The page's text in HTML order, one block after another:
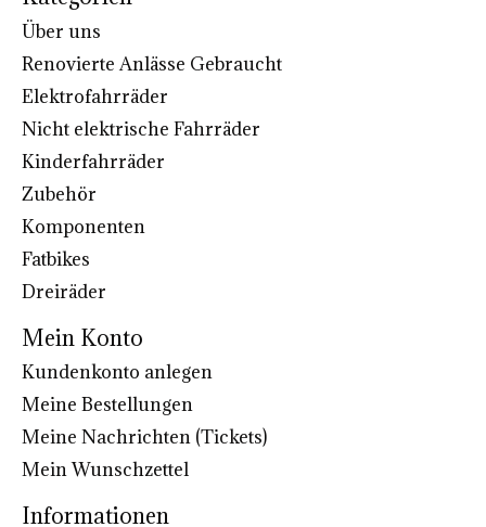
Über uns
Renovierte Anlässe Gebraucht
Elektrofahrräder
Nicht elektrische Fahrräder
Kinderfahrräder
Zubehör
Komponenten
Fatbikes
Dreiräder
Mein Konto
Kundenkonto anlegen
Meine Bestellungen
Meine Nachrichten (Tickets)
Mein Wunschzettel
Informationen